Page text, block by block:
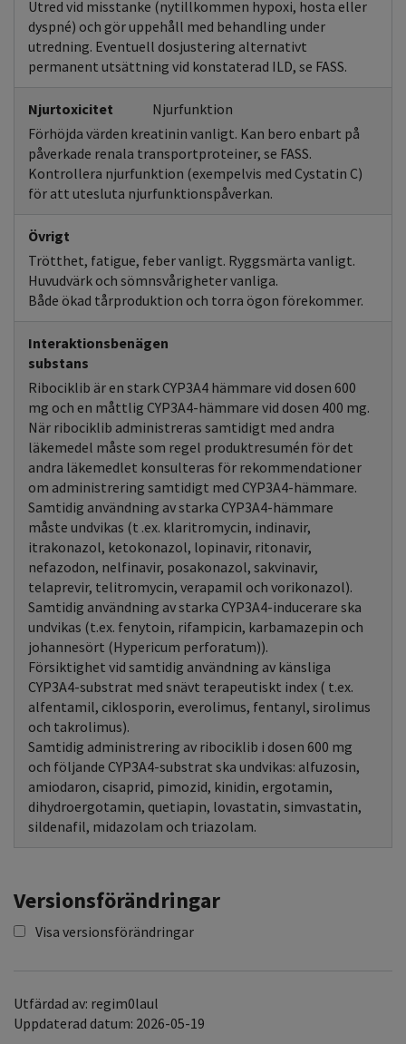
Utred vid misstanke (nytillkommen hypoxi, hosta eller
dyspné) och gör uppehåll med behandling under
utredning. Eventuell dosjustering alternativt
permanent utsättning vid konstaterad ILD, se FASS.
Njurtoxicitet
Njurfunktion
Förhöjda värden kreatinin vanligt. Kan bero enbart på
påverkade renala transportproteiner, se FASS.
Kontrollera njurfunktion (exempelvis med Cystatin C)
för att utesluta njurfunktionspåverkan.
Övrigt
Trötthet, fatigue, feber vanligt. Ryggsmärta vanligt.
Huvudvärk och sömnsvårigheter vanliga.
Både ökad tårproduktion och torra ögon förekommer.
Interaktionsbenägen
substans
Ribociklib är en stark CYP3A4 hämmare vid dosen 600
mg och en måttlig CYP3A4-hämmare vid dosen 400 mg.
När ribociklib administreras samtidigt med andra
läkemedel måste som regel produktresumén för det
andra läkemedlet konsulteras för rekommendationer
om administrering samtidigt med CYP3A4-hämmare.
Samtidig användning av starka CYP3A4-hämmare
måste undvikas (t .ex. klaritromycin, indinavir,
itrakonazol, ketokonazol, lopinavir, ritonavir,
nefazodon, nelfinavir, posakonazol, sakvinavir,
telaprevir, telitromycin, verapamil och vorikonazol).
Samtidig användning av starka CYP3A4-inducerare ska
undvikas (t.ex. fenytoin, rifampicin, karbamazepin och
johannesört (Hypericum perforatum)).
Försiktighet vid samtidig användning av känsliga
CYP3A4-substrat med snävt terapeutiskt index ( t.ex.
alfentamil, ciklosporin, everolimus, fentanyl, sirolimus
och takrolimus).
Samtidig administrering av ribociklib i dosen 600 mg
och följande CYP3A4-substrat ska undvikas: alfuzosin,
amiodaron, cisaprid, pimozid, kinidin, ergotamin,
dihydroergotamin, quetiapin, lovastatin, simvastatin,
sildenafil, midazolam och triazolam.
Versionsförändringar
Visa versionsförändringar
Utfärdad av: regim0laul
Uppdaterad datum: 2026-05-19